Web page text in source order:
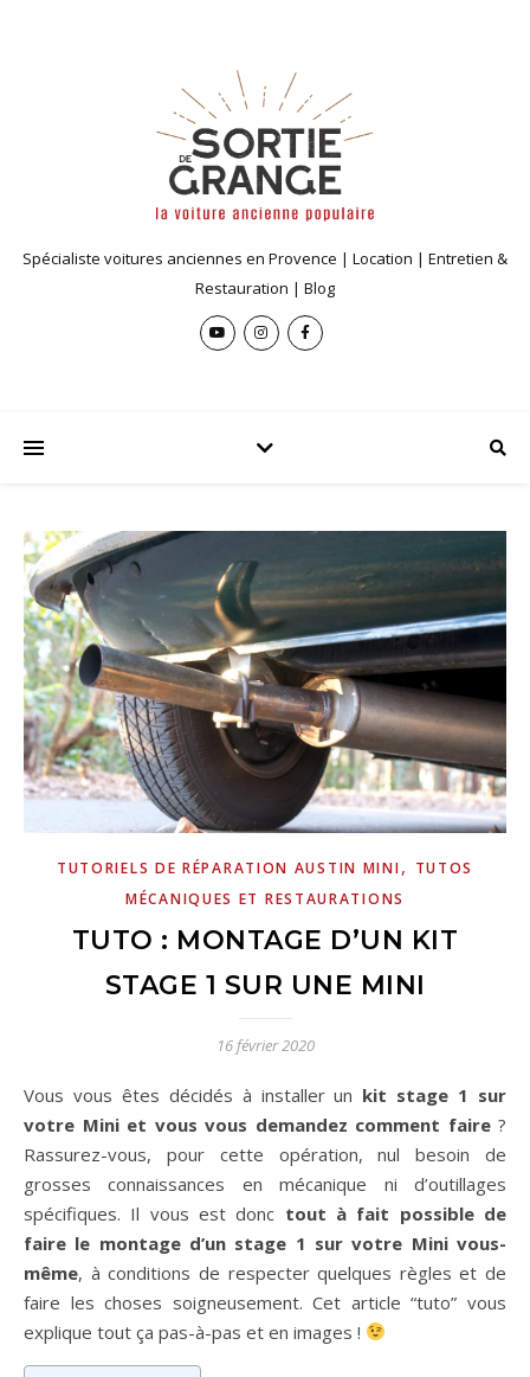
Spécialiste voitures anciennes en Provence | Location | Entretien &
Restauration | Blog
TUTORIELS DE RÉPARATION AUSTIN MINI, TUTOS
MÉCANIQUES ET RESTAURATIONS
TUTO : MONTAGE D’UN KIT
STAGE 1 SUR UNE MINI
16 février 2020
Vous vous êtes décidés à installer un kit stage 1 sur
votre Mini et vous vous demandez comment faire?
Rassurez-vous, pour cette opération, nul besoin de
grosses connaissances en mécanique ni d’outillages
spécifiques. Il vous est donc tout à fait possible de
faire le montage d’un stage 1 sur votre Mini vous-
même, à conditions de respecter quelques règles et de
faire les choses soigneusement. Cet article “tuto” vous
explique tout ça pas-à-pas et en images !